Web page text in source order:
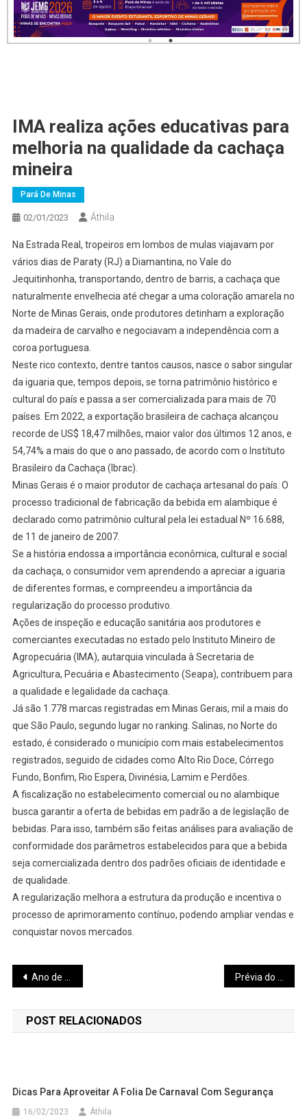
IMA realiza ações educativas para
melhoria na qualidade da cachaça
mineira
Pará De Minas
02/01/2023 Áthila
Na Estrada Real, tropeiros em lombos de mulas viajavam por
vários dias de Paraty (RJ) a Diamantina, no Vale do
Jequitinhonha, transportando, dentro de barris, a cachaça que
naturalmente envelhecia até chegar a uma coloração amarela no
Norte de Minas Gerais, onde produtores detinham a exploração
da madeira de carvalho e negociavam a independência com a
coroa portuguesa.
Neste rico contexto, dentre tantos causos, nasce o sabor singular
da iguaria que, tempos depois, se torna patrimônio histórico e
cultural do país e passa a ser comercializada para mais de 70
países. Em 2022, a exportação brasileira de cachaça alcançou
recorde de US$ 18,47 milhões, maior valor dos últimos 12 anos, e
54,74% a mais do que o ano passado, de acordo com o Instituto
Brasileiro da Cachaça (Ibrac).
Minas Gerais é o maior produtor de cachaça artesanal do país. O
processo tradicional de fabricação da bebida em alambique é
declarado como patrimônio cultural pela lei estadual Nº 16.688,
de 11 de janeiro de 2007.
Se a história endossa a importância econômica, cultural e social
da cachaça, o consumidor vem aprendendo a apreciar a iguaria
de diferentes formas, e compreendeu a importância da
regularização do processo produtivo.
Ações de inspeção e educação sanitária aos produtores e
comerciantes executadas no estado pelo Instituto Mineiro de
Agropecuária (IMA), autarquia vinculada à Secretaria de
Agricultura, Pecuária e Abastecimento (Seapa), contribuem para
a qualidade e legalidade da cachaça.
Já são 1.778 marcas registradas em Minas Gerais, mil a mais do
que São Paulo, segundo lugar no ranking. Salinas, no Norte do
estado, é considerado o município com mais estabelecimentos
registrados, seguido de cidades como Alto Rio Doce, Córrego
Fundo, Bonfim, Rio Espera, Divinésia, Lamim e Perdões.
A fiscalização no estabelecimento comercial ou no alambique
busca garantir a oferta de bebidas em padrão a de legislação de
bebidas. Para isso, também são feitas análises para avaliação de
conformidade dos parâmetros estabelecidos para que a bebida
seja comercializada dentro dos padrões oficiais de identidade e
de qualidade.
A regularização melhora a estrutura da produção e incentiva o
processo de aprimoramento contínuo, podendo ampliar vendas e
conquistar novos mercados.
Navegação
de
Post
Ano de 2023 terá 9 feriados nacionais e 5 pontos facultativos
POST RELACIONADOS
Dicas Para Aproveitar A Folia De Carnaval Com Segurança
16/02/2023 Áthila